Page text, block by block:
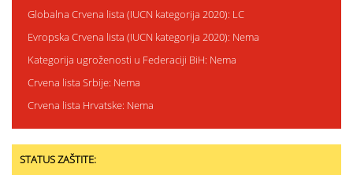
Globalna Crvena lista (IUCN kategorija 2020): LC
Evropska Crvena lista (IUCN kategorija 2020): Nema
Kategorija ugroženosti u Federaciji BiH: Nema
Crvena lista Srbije: Nema
Crvena lista Hrvatske: Nema
STATUS ZAŠTITE: